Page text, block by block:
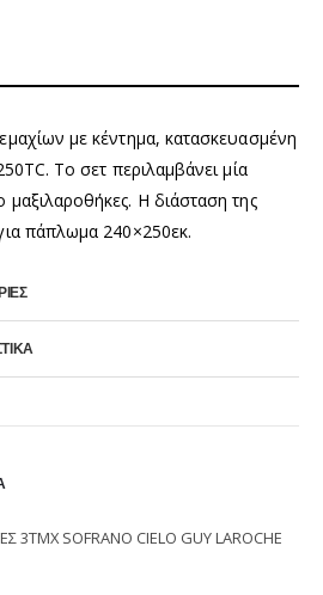
με κέντημα, κατασκευασμένη
Το σετ περιλαμβάνει μία
Η διάσταση της
πάπλωμα 240×250εκ.
3ΤΜΧ SOFRANO CIELO GUY LAROCHE